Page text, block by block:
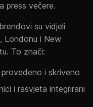
press večere.
su vidjeli
Londonu i New
To znači:
i skriveno
i rasvjeta integrirani